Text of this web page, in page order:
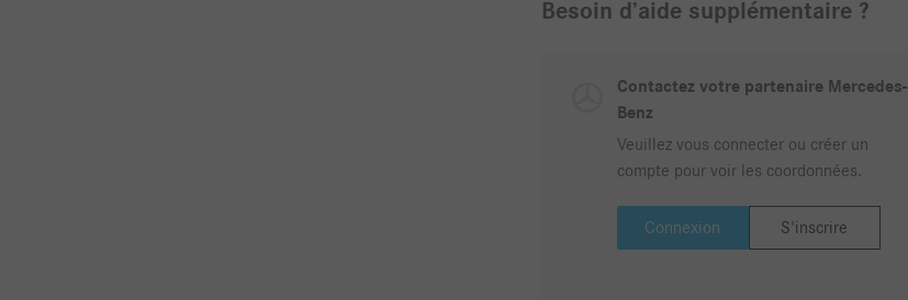
Besoin d’aide supplémentaire ?
Contactez votre partenaire Mercedes-
Benz
Veuillez vous connecter ou créer un
compte pour voir les coordonnées.
Connexion S'inscrire